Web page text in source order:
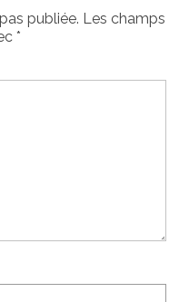
publiée. Les champs
*